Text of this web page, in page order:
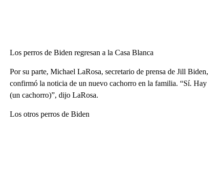
Los perros de Biden regresan a la Casa Blanca
Por su parte, Michael LaRosa, secretario de prensa de Jill Biden,
confirmó la noticia de un nuevo cachorro en la familia. “Sí. Hay
(un cachorro)”, dijo LaRosa.
Los otros perros de Biden